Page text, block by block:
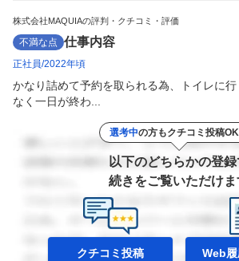
株式会社MAQUIAの評判・クチコミ・評価
不満な点 仕事内容
正社員 2022年頃
かなり詰めて予約を取られる為、トイレに
なく一日が終わ...
選考中の方もクチコミ投稿OK
以下のどちらかの登
続きをご覧いただけま
クチコミ投稿 Web